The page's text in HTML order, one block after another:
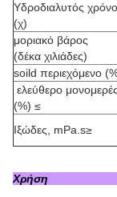
Υδροδιαλυτός
(χ)
μοριακό βάρος
(δέκα χιλιάδες)
soild περιεχόμενο
ελεύθερο μονομερές
(%) ≤
Ιξώδες, mPa.s≥